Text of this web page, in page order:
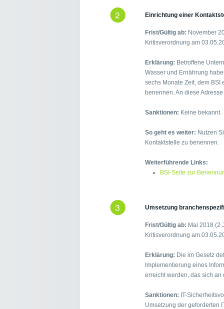
Einrichtung einer
Frist/Gültig ab: November
Kritisverordnung am
Erklärung: Betroffene
Wasser und Ernährung
sechs Monate Zeit, dem BSI
benennen. An diese
Sanktionen: Keine bekannt.
So geht es weiter: Nutzen
Kontaktstelle zu benennen.
Weiterführende Links:
BSI-Seite zur
Umsetzung
Frist/Gültig ab: Mai 2018 (2
Kritisverordnung am
Erklärung: Die im Gesetz
Implementierung eines
erreicht werden, das sich an
Sanktionen: IT-
Umsetzung der geforderten